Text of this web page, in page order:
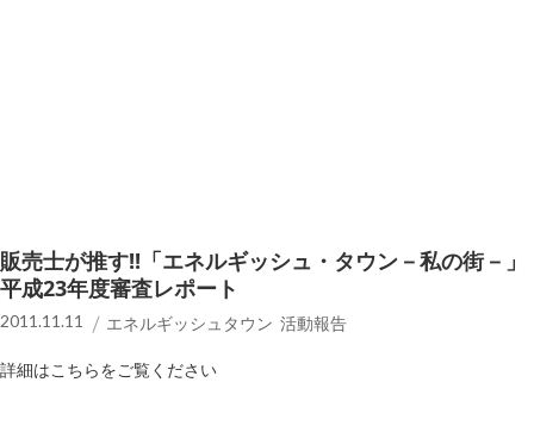
販売士が推す!!「エネルギッシュ・タウン－私の街－」
平成23年度審査レポート
2011.11.11 エネルギッシュタウン 活動報告
詳細はこちらをご覧ください